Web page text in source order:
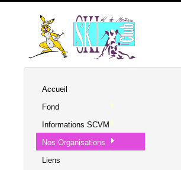
Accueil
Fond
Informations SCVM
Nos Organisations
Liens